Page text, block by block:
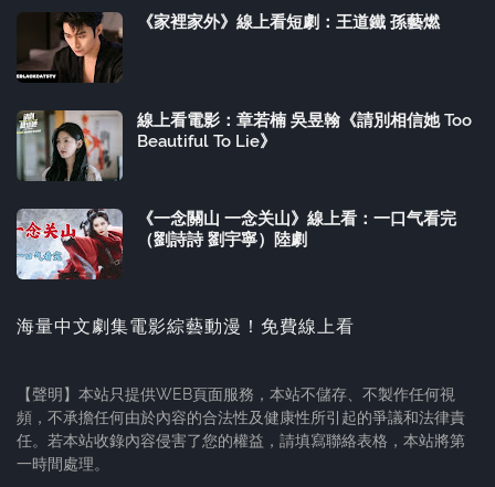
《家裡家外》線上看短劇：王道鐵 孫藝燃
線上看電影：章若楠 吳昱翰《請別相信她 Too
Beautiful To Lie》
《一念關山 一念关山》線上看：一口气看完
（劉詩詩 劉宇寧）陸劇
海量中文劇集電影綜藝動漫！免費線上看
【聲明】本站只提供WEB頁面服務，本站不儲存、不製作任何視
頻，不承擔任何由於內容的合法性及健康性所引起的爭議和法律責
任。若本站收錄內容侵害了您的權益，請填寫聯絡表格，本站將第
一時間處理。